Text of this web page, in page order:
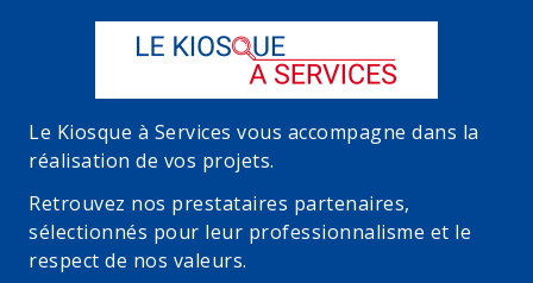
Le Kiosque à Services vous accompagne dans la
réalisation de vos projets.
Retrouvez nos prestataires partenaires,
sélectionnés pour leur professionnalisme et le
respect de nos valeurs.